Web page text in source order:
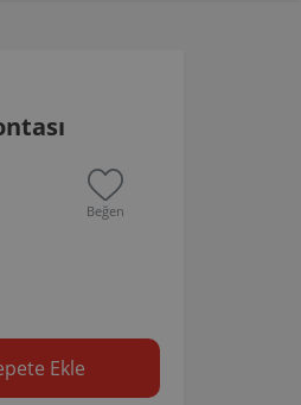
Beğen
Ekle